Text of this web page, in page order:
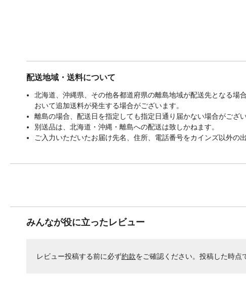
配送地域・送料について
北海道、沖縄県、その他各都道府県の離島地域が配送先となる
おいて追加送料が発生する場合がございます。
離島の場合、配送日を指定しても指定日通り届かない場合がござい
別送品は、北海道・沖縄・離島への配送は致しかねます。
ご入力いただいたお届け先名、住所、電話番号をカインズ以外の
みんなが役に立ったレビュー
レビュー投稿する前に必ず約款をご確認ください。投稿した時点